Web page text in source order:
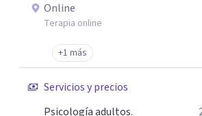
Online
Terapia online
+1 más
Servicios y precios
Psicología adultos.